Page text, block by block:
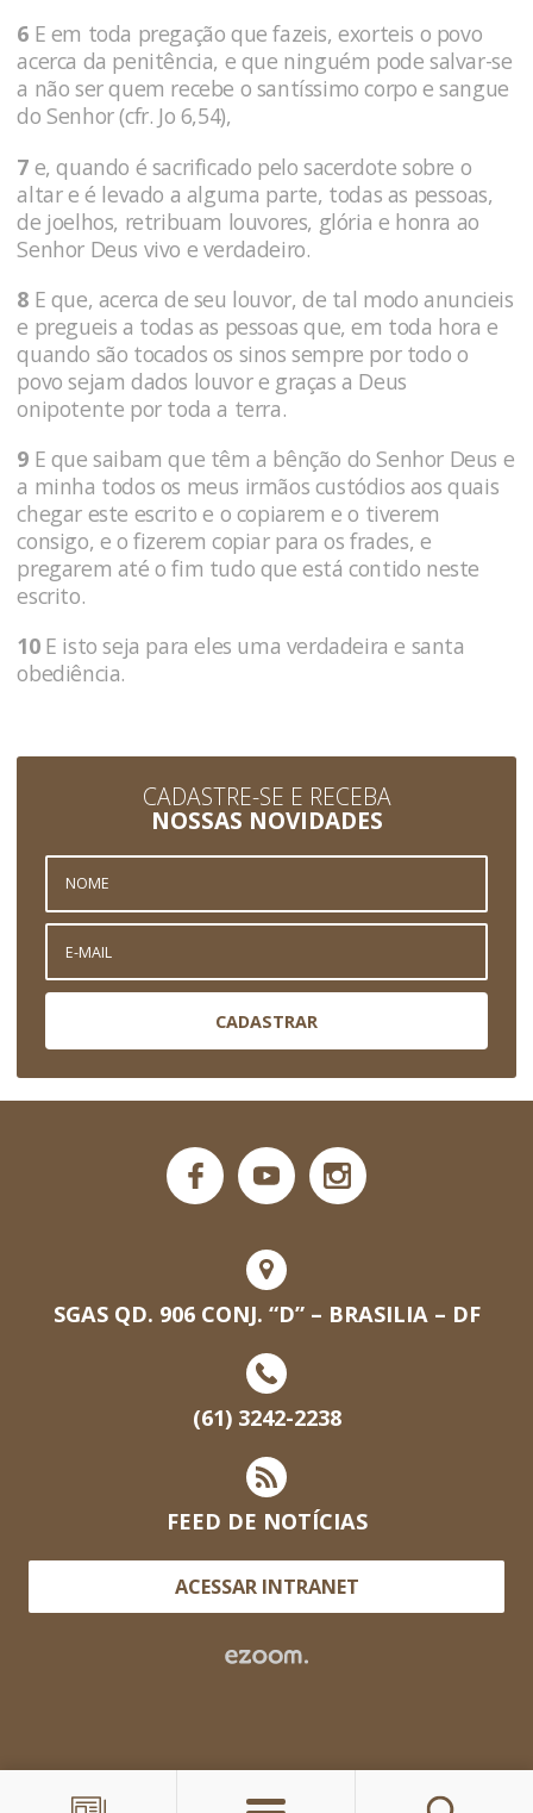
6 E em toda pregação que fazeis, exorteis o povo
acerca da penitência, e que ninguém pode salvar-se
a não ser quem recebe o santíssimo corpo e sangue
do Senhor (cfr. Jo 6,54),
7 e, quando é sacrificado pelo sacerdote sobre o
altar e é levado a alguma parte, todas as pessoas,
de joelhos, retribuam louvores, glória e honra ao
Senhor Deus vivo e verdadeiro.
8 E que, acerca de seu louvor, de tal modo anuncieis
e pregueis a todas as pessoas que, em toda hora e
quando são tocados os sinos sempre por todo o
povo sejam dados louvor e graças a Deus
onipotente por toda a terra.
9 E que saibam que têm a bênção do Senhor Deus e
a minha todos os meus irmãos custódios aos quais
chegar este escrito e o copiarem e o tiverem
consigo, e o fizerem copiar para os frades, e
pregarem até o fim tudo que está contido neste
escrito.
10E isto seja para eles uma verdadeira e santa
obediência.
CADASTRE-SE E RECEBA
NOSSAS NOVIDADES
CADASTRAR
SGAS QD. 906 CONJ. “D” – BRASILIA – DF
(61) 3242-2238
FEED DE NOTÍCIAS
ACESSAR INTRANET